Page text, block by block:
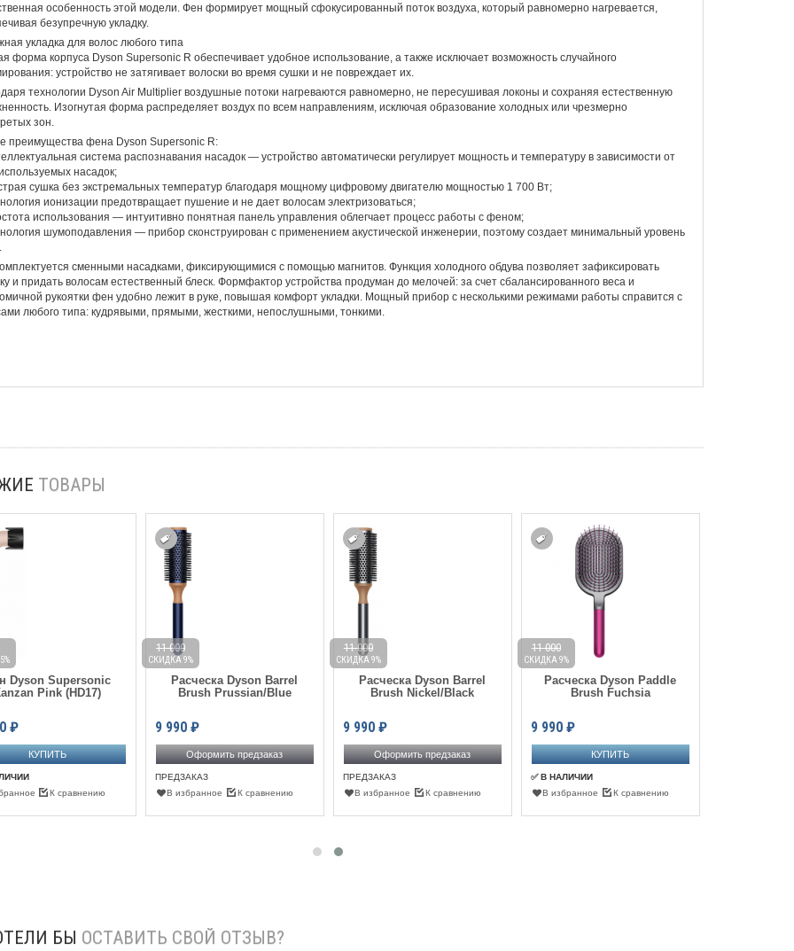
особенность этой модели. Фен формирует мощный сфокусированный поток воздуха, который равномерно нагревается,
безупречную укладку.
укладка для волос любого типа
форма корпуса Dyson Supersonic R обеспечивает удобное использование, а также исключает возможность случайного
устройство не затягивает волоски во время сушки и не повреждает их.
технологии Dyson Air Multiplier воздушные потоки нагреваются равномерно, не пересушивая локоны и сохраняя естественную
Изогнутая форма распределяет воздух по всем направлениям, исключая образование холодных или чрезмерно
зон.
преимущества фена Dyson Supersonic R:
система распознавания насадок — устройство автоматически регулирует мощность и температуру в зависимости от
насадок;
сушка без экстремальных температур благодаря мощному цифровому двигателю мощностью 1 700 Вт;
ионизации предотвращает пушение и не дает волосам электризоваться;
использования — интуитивно понятная панель управления облегчает процесс работы с феном;
шумоподавления — прибор сконструирован с применением акустической инженерии, поэтому создает минимальный уровень
сменными насадками, фиксирующимися с помощью магнитов. Функция холодного обдува позволяет зафиксировать
и придать волосам естественный блеск. Формфактор устройства продуман до мелочей: за счет сбалансированного веса и
рукоятки фен удобно лежит в руке, повышая комфорт укладки. Мощный прибор с несколькими режимами работы справится с
любого типа: кудрявыми, прямыми, жесткими, непослушными, тонкими.
ТОВАРЫ
Dyson Supersonic
Pink (HD17)
₽
К сравнению
Расческа Dyson Barrel
Brush Prussian/Blue
9 990 ₽
11 000
СКИДКА 9%
Оформить предзаказ
ПРЕДЗАКАЗ
В избранное
К сравнению
Расческа Dyson Barrel
Brush Nickel/Black
9 990 ₽
11 000
СКИДКА 9%
Оформить предзаказ
ПРЕДЗАКАЗ
В избранное
К сравнению
Расческа Dyson Paddle
Brush Fuchsia
9 990 ₽
11 000
СКИДКА 9%
✅ В НАЛИЧИИ
В избранное
К сравнению
БЫ ОСТАВИТЬ СВОЙ ОТЗЫВ?